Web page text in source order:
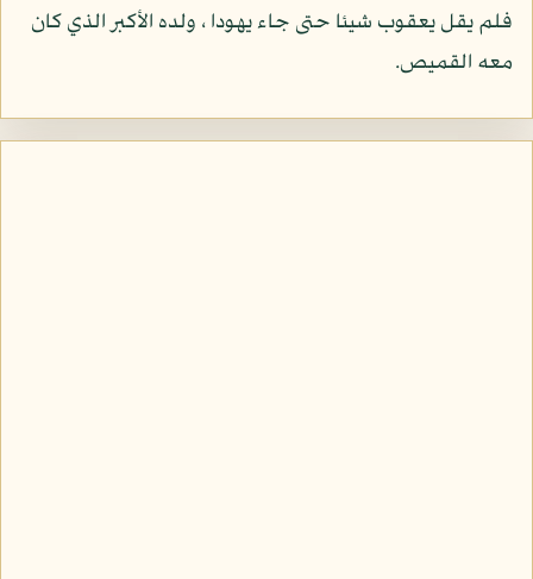
فلم يقل يعقوب شيئا حتى جاء يهودا ، ولده الأكبر الذي كان
معه القميص.